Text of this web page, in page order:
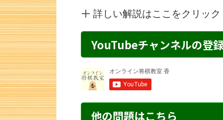
詳しい解説はここをクリック
YouTubeチャンネルの登
他の問題はこちら
詰将棋 6手詰め・237 解説